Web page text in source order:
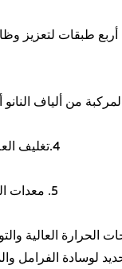
طبقات لتعزيز
4.تغليف العلامة التجارية والتغليف المخصص.
5. معدات الليزر المتقدمة لطباعة الشعارات.
الحرارة العالية
لوسادة الفرامل